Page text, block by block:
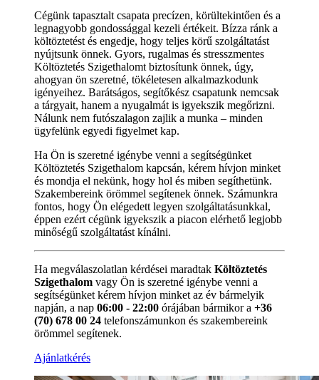
Cégünk tapasztalt csapata precízen, körültekintően és a
legnagyobb gondossággal kezeli értékeit. Bízza ránk a
költöztetést és engedje, hogy teljes körű szolgáltatást
nyújtsunk önnek. Gyors, rugalmas és stresszmentes
Költöztetés Szigethalomt biztosítunk önnek, úgy,
ahogyan ön szeretné, tökéletesen alkalmazkodunk
igényeihez. Barátságos, segítőkész csapatunk nemcsak
a tárgyait, hanem a nyugalmát is igyekszik megőrizni.
Nálunk nem futószalagon zajlik a munka – minden
ügyfelünk egyedi figyelmet kap.
Ha Ön is szeretné igénybe venni a segítségünket
Költöztetés Szigethalom kapcsán, kérem hívjon minket
és mondja el nekünk, hogy hol és miben segíthetünk.
Szakembereink örömmel segítenek önnek. Számunkra
fontos, hogy Ön elégedett legyen szolgáltatásunkkal,
éppen ezért cégünk igyekszik a piacon elérhető legjobb
minőségű szolgáltatást kínálni.
Ha megválaszolatlan kérdései maradtak Költöztetés
Szigethalom vagy Ön is szeretné igénybe venni a
segítségünket kérem hívjon minket az év bármelyik
napján, a nap 06:00 - 22:00 órájában bármikor a +36
(70) 678 00 24 telefonszámunkon és szakembereink
örömmel segítenek.
Ajánlatkérés